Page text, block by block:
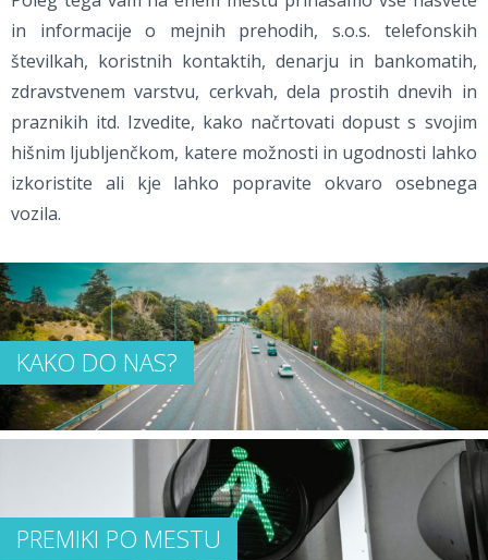
in informacije o mejnih prehodih, s.o.s. telefonskih
številkah, koristnih kontaktih, denarju in bankomatih,
zdravstvenem varstvu, cerkvah, dela prostih dnevih in
praznikih itd. Izvedite, kako načrtovati dopust s svojim
hišnim ljubljenčkom, katere možnosti in ugodnosti lahko
izkoristite ali kje lahko popravite okvaro osebnega
vozila.
KAKO DO NAS?
PREMIKI PO MESTU